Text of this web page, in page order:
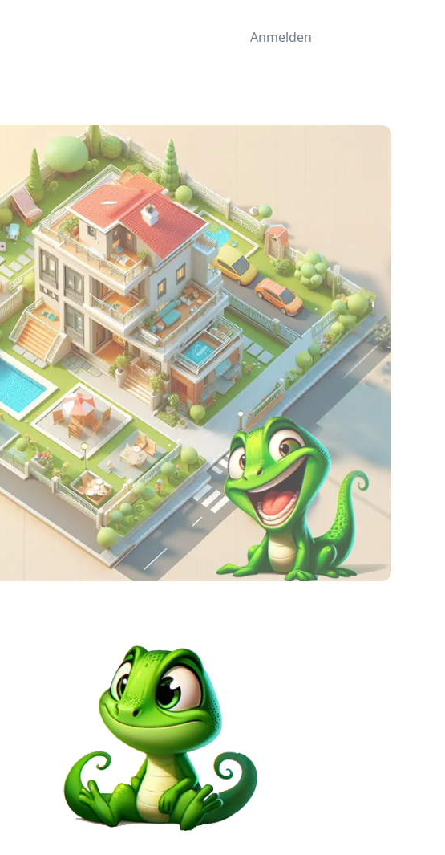
Anmelden